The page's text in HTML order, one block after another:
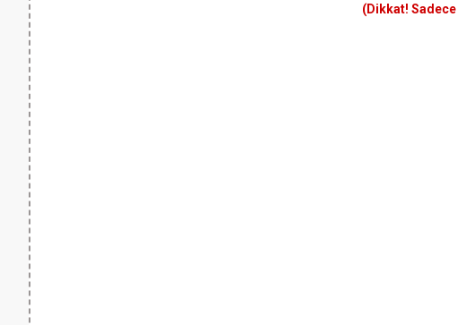
(Dikkat! Sadece